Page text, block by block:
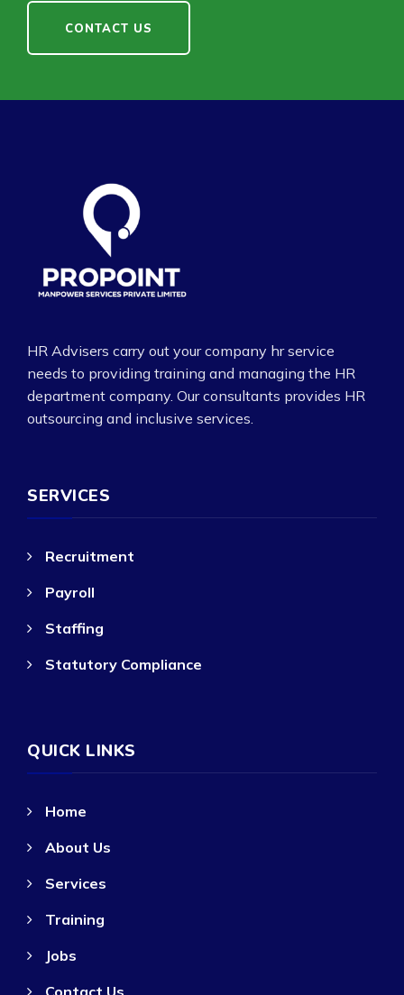
CONTACT US
HR Advisers carry out your company hr service
needs to providing training and managing the HR
department company. Our consultants provides HR
outsourcing and inclusive services.
SERVICES
Recruitment
Payroll
Staffing
Statutory Compliance
QUICK LINKS
Home
About Us
Services
Training
Jobs